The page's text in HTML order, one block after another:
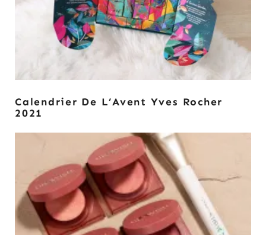
Calendrier De L’Avent Yves Rocher
2021